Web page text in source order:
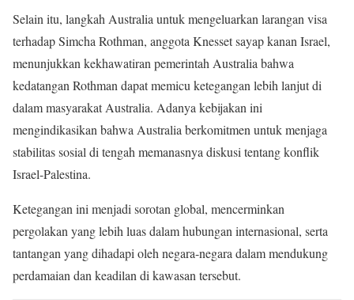
Selain itu, langkah Australia untuk mengeluarkan larangan visa
terhadap Simcha Rothman, anggota Knesset sayap kanan Israel,
menunjukkan kekhawatiran pemerintah Australia bahwa
kedatangan Rothman dapat memicu ketegangan lebih lanjut di
dalam masyarakat Australia. Adanya kebijakan ini
mengindikasikan bahwa Australia berkomitmen untuk menjaga
stabilitas sosial di tengah memanasnya diskusi tentang konflik
Israel-Palestina.
Ketegangan ini menjadi sorotan global, mencerminkan
pergolakan yang lebih luas dalam hubungan internasional, serta
tantangan yang dihadapi oleh negara-negara dalam mendukung
perdamaian dan keadilan di kawasan tersebut.